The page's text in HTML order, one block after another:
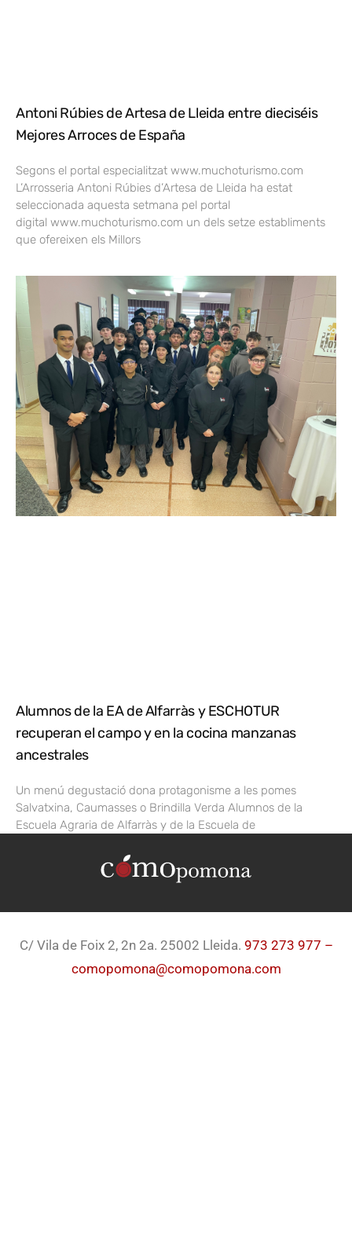
Antoni Rúbies de Artesa de Lleida entre dieciséis
Mejores Arroces de España
Segons el portal especialitzat www.muchoturismo.com
L’Arrosseria Antoni Rúbies d’Artesa de Lleida ha estat
seleccionada aquesta setmana pel portal
digital www.muchoturismo.com un dels setze establiments
que ofereixen els Millors
Alumnos de la EA de Alfarràs y ESCHOTUR
recuperan el campo y en la cocina manzanas
ancestrales
Un menú degustació dona protagonisme a les pomes
Salvatxina, Caumasses o Brindilla Verda Alumnos de la
Escuela Agraria de Alfarràs y de la Escuela de
C/ Vila de Foix 2, 2n 2a. 25002 Lleida. 973 273 977 –
comopomona@comopomona.com